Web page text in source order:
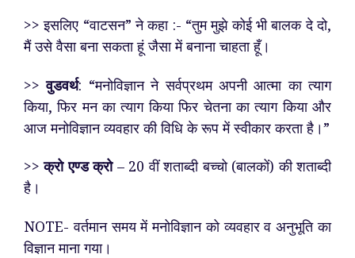
>> इसलिए “वाटसन” ने कहा :- “तुम मुझे कोई भी बालक दे दो,
मैं उसे वैसा बना सकता हूं जैसा में बनाना चाहता हूँ।
>>वुडवर्थ: “मनोविज्ञान ने सर्वप्रथम अपनी आत्मा का त्याग
किया, फिर मन का त्याग किया फिर चेतना का त्याग किया और
आज मनोविज्ञान व्यवहार की विधि के रूप में स्वीकार करता है।”
>>क्रो एण्ड क्रो– 20 वीं शताब्दी बच्चो (बालकों) की शताब्दी
है।
NOTE- वर्तमान समय में मनोविज्ञान को व्यवहार व अनुभूति का
विज्ञान माना गया।